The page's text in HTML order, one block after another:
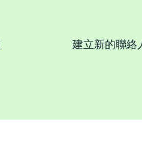
建立新的聯絡